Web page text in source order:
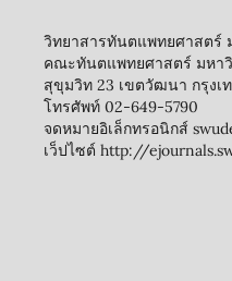
วิทยาสารทันตแพทยศาสตร์
คณะทันตแพทยศาสตร์ มหา
สุขุมวิท 23 เขตวัฒนา กรุงเ
โทรศัพท์ 02-649-5790
จดหมายอิเล็กทรอนิกส์
เว็ปไซต์ http://